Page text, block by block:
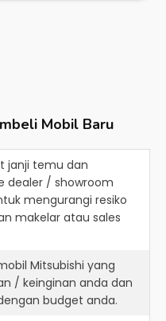
Mobil Baru
janji temu dan
dealer / showroom
mengurangi resiko
makelar atau sales
Mitsubishi yang
/ keinginan anda dan
budget anda.